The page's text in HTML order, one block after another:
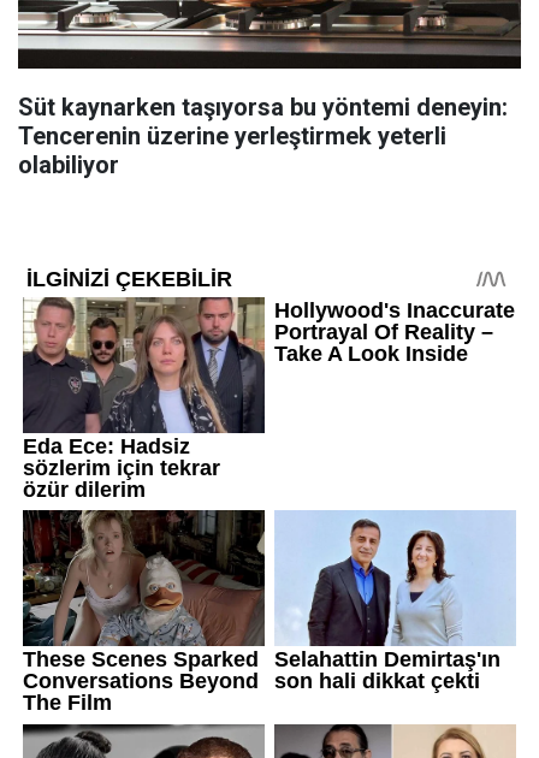
Süt kaynarken taşıyorsa bu yöntemi deneyin:
Tencerenin üzerine yerleştirmek yeterli
olabiliyor